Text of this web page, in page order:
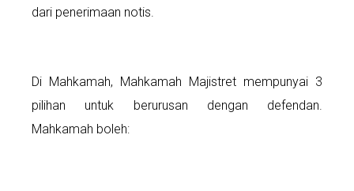
dari penerimaan notis.
Di Mahkamah, Mahkamah Majistret mempunyai 3
pilihan untuk berurusan dengan defendan.
Mahkamah boleh: